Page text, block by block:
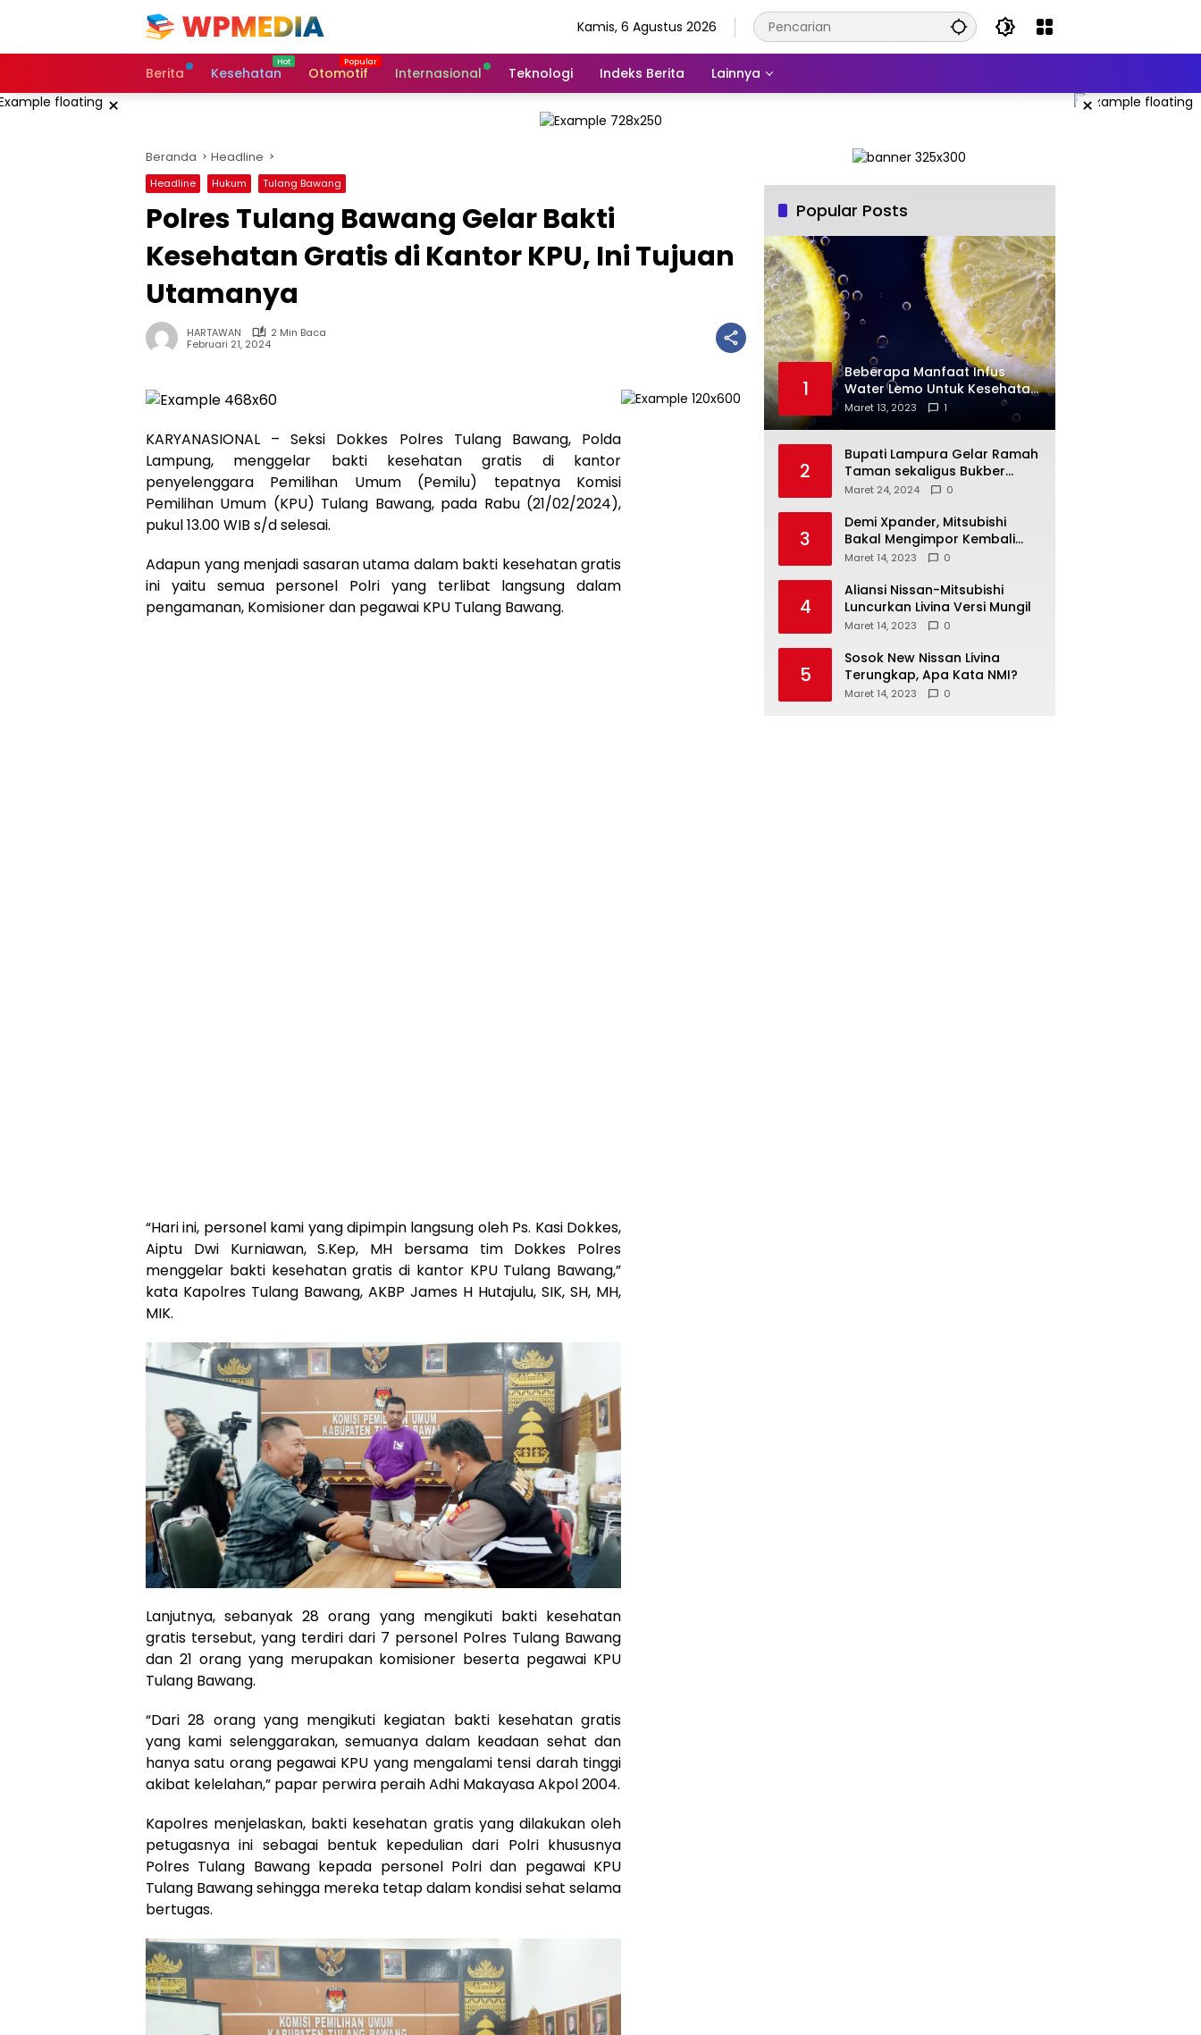
Kamis, 6 Agustus 2026
Berita Kesehatan Otomotif Internasional Teknologi Indeks Berita Lainnya
× ×
Beranda Headline
Headline Hukum Tulang Bawang
Polres Tulang Bawang Gelar Bakti
Kesehatan Gratis di Kantor KPU, Ini Tujuan
Utamanya
HARTAWAN
2 Min Baca
Februari 21, 2024
KARYANASIONAL – Seksi Dokkes Polres Tulang Bawang, Polda
Lampung, menggelar bakti kesehatan gratis di kantor
penyelenggara Pemilihan Umum (Pemilu) tepatnya Komisi
Pemilihan Umum (KPU) Tulang Bawang, pada Rabu (21/02/2024),
pukul 13.00 WIB s/d selesai.
Adapun yang menjadi sasaran utama dalam bakti kesehatan gratis
ini yaitu semua personel Polri yang terlibat langsung dalam
pengamanan, Komisioner dan pegawai KPU Tulang Bawang.
“Hari ini, personel kami yang dipimpin langsung oleh Ps. Kasi Dokkes,
Aiptu Dwi Kurniawan, S.Kep, MH bersama tim Dokkes Polres
menggelar bakti kesehatan gratis di kantor KPU Tulang Bawang,”
kata Kapolres Tulang Bawang, AKBP James H Hutajulu, SIK, SH, MH,
MIK.
Lanjutnya, sebanyak 28 orang yang mengikuti bakti kesehatan
gratis tersebut, yang terdiri dari 7 personel Polres Tulang Bawang
dan 21 orang yang merupakan komisioner beserta pegawai KPU
Tulang Bawang.
“Dari 28 orang yang mengikuti kegiatan bakti kesehatan gratis
yang kami selenggarakan, semuanya dalam keadaan sehat dan
hanya satu orang pegawai KPU yang mengalami tensi darah tinggi
akibat kelelahan,” papar perwira peraih Adhi Makayasa Akpol 2004.
Kapolres menjelaskan, bakti kesehatan gratis yang dilakukan oleh
petugasnya ini sebagai bentuk kepedulian dari Polri khususnya
Polres Tulang Bawang kepada personel Polri dan pegawai KPU
Tulang Bawang sehingga mereka tetap dalam kondisi sehat selama
bertugas.
Popular Posts
1
Beberapa Manfaat Infus
Water Lemo Untuk Kesehatan
Anda
Maret 13, 2023 1
2
Bupati Lampura Gelar Ramah
Taman sekaligus Bukber
dengan Forkopimda
Maret 24, 2024 0
3
Demi Xpander, Mitsubishi
Bakal Mengimpor Kembali
Pajero Sport
Maret 14, 2023 0
4
Aliansi Nissan-Mitsubishi
Luncurkan Livina Versi Mungil
Maret 14, 2023 0
5
Sosok New Nissan Livina
Terungkap, Apa Kata NMI?
Maret 14, 2023 0